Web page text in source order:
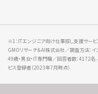
※1：ITエンジニア向け仕事探し支援サービ
GMOリサーチ＆AI株式会社／調査方法：
49歳・男女・IT専門職／回答者数：4172
ビス登録者（2023年7月時点）